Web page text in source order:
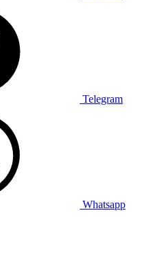
Telegram
Whatsapp